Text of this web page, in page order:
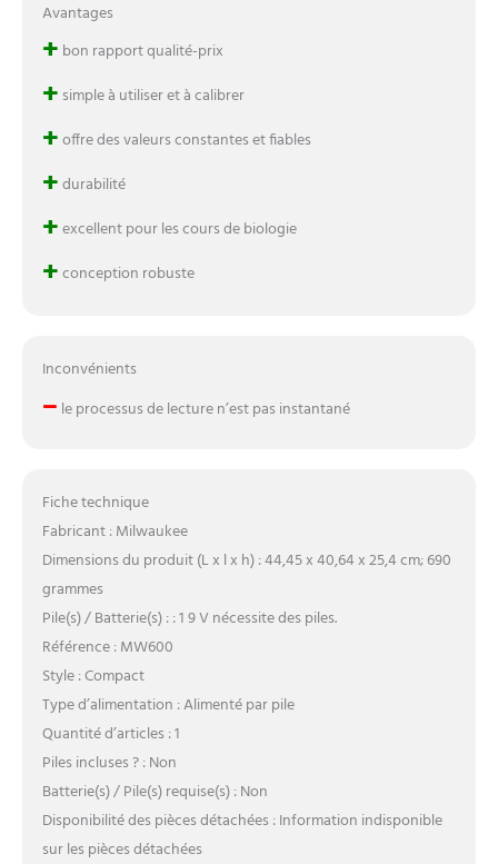
Avantages
+ bon rapport qualité-prix
+ simple à utiliser et à calibrer
+offre des valeurs constantes et fiables
+durabilité
+excellent pour les cours de biologie
+conception robuste
Inconvénients
– le processus de lecture n’est pas instantané
Fiche technique
Fabricant : Milwaukee
Dimensions du produit (L x l x h) : 44,45 x 40,64 x 25,4 cm; 690
grammes
Pile(s) / Batterie(s) : : 1 9 V nécessite des piles.
Référence : MW600
Style : Compact
Type d’alimentation : Alimenté par pile
Quantité d’articles : 1
Piles incluses ? : Non
Batterie(s) / Pile(s) requise(s) : Non
Disponibilité des pièces détachées : Information indisponible
sur les pièces détachées